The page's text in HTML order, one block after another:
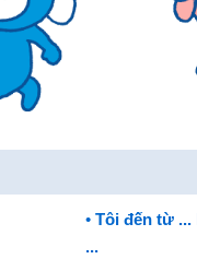
• Tôi đến từ ...
...